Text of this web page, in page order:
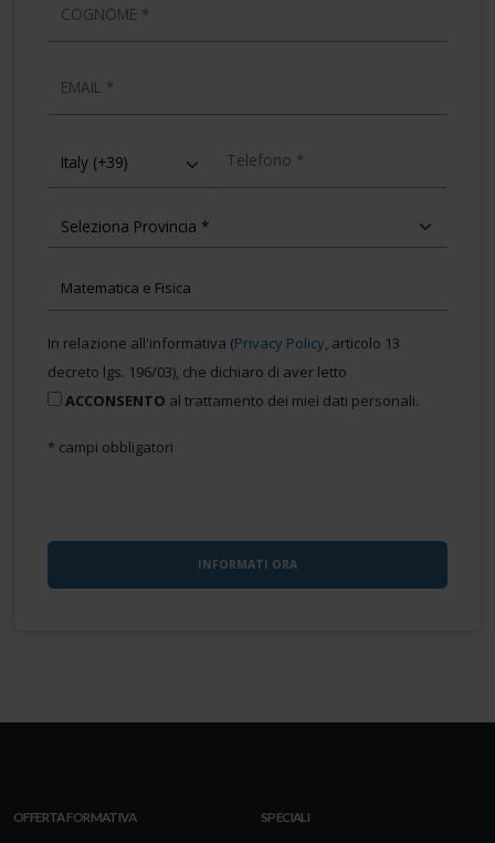
COGNOME
EMAIL
TELEFONO
In relazione all'informativa (Privacy Policy, articolo 13
decreto lgs. 196/03), che dichiaro di aver letto
ACCONSENTO al trattamento dei miei dati personali.
* campi obbligatori
OFFERTA FORMATIVA SPECIALI